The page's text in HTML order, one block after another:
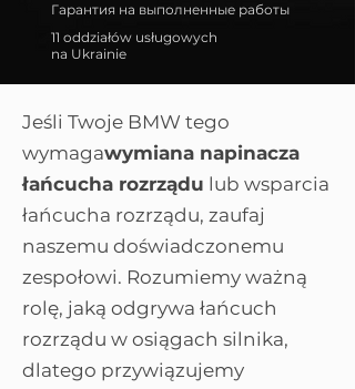
Гарантия на выполненные работы
11 oddziałów usługowych
na Ukrainie
Jeśli Twoje BMW tego
wymagawymiana napinacza
łańcucha rozrządu lub wsparcia
łańcucha rozrządu, zaufaj
naszemu doświadczonemu
zespołowi. Rozumiemy ważną
rolę, jaką odgrywa łańcuch
rozrządu w osiągach silnika,
dlatego przywiązujemy